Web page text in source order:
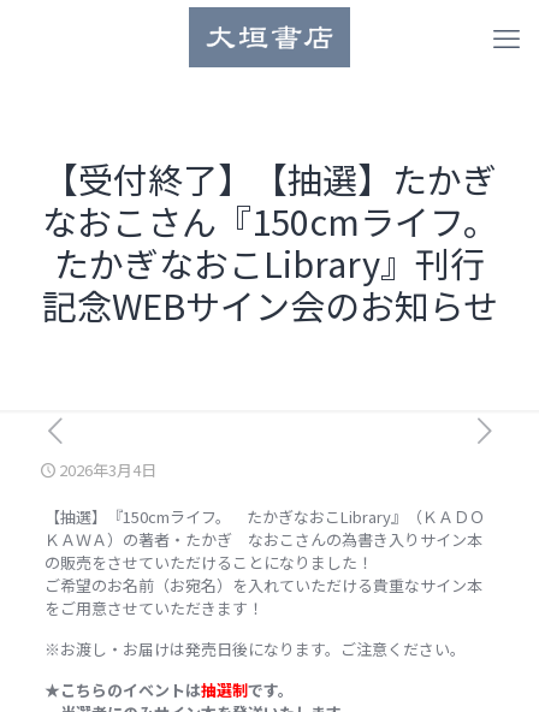
【受付終了】【抽選】たかぎ
なおこさん『150cmライフ。
たかぎなおこLibrary』刊行
記念WEBサイン会のお知らせ
2026年3月4日
【抽選】『150cmライフ。 たかぎなおこLibrary』（ＫＡＤＯ
ＫＡＷＡ）の著者・たかぎ なおこさんの為書き入りサイン本
の販売をさせていただけることになりました！
ご希望のお名前（お宛名）を入れていただける貴重なサイン本
をご用意させていただきます！
※お渡し・お届けは発売日後になります。ご注意ください。
★こちらのイベントは抽選制です。